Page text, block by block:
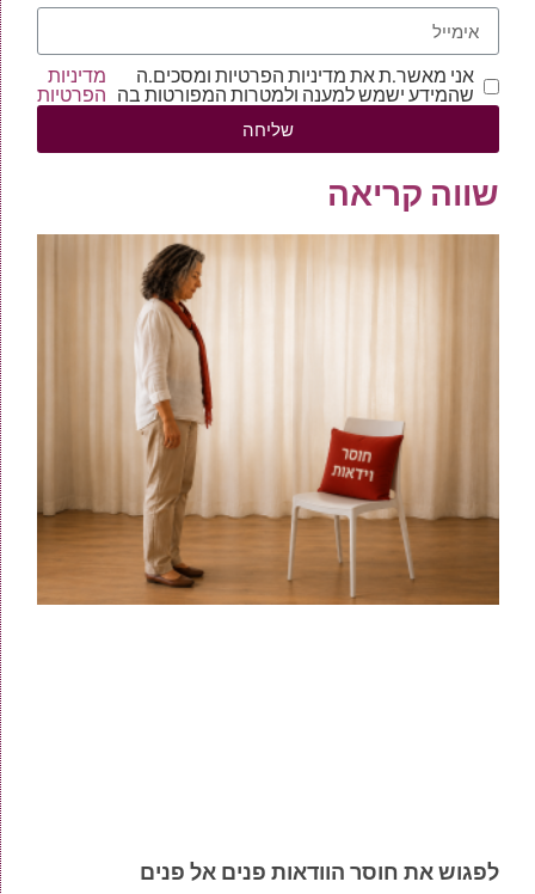
אני מאשר.ת את מדיניות הפרטיות ומסכים.ה
שהמידע ישמש למענה ולמטרות המפורטות בה
מדיניות
הפרטיות
שליחה
שווה קריאה
לפגוש את חוסר הוודאות פנים אל פנים